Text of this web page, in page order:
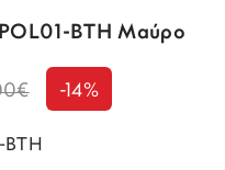
BTH Μαύρο
-14%
BTH